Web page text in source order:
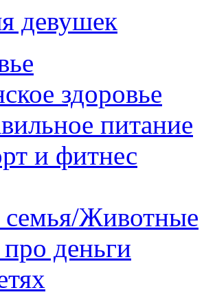
здоровье
питание
и фитнес
Животные
деньги